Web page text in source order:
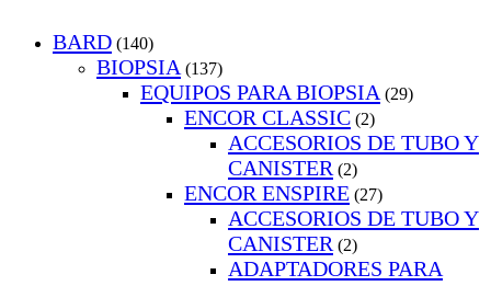
BARD (140)
BIOPSIA (137)
EQUIPOS PARA BIOPSIA (29)
ENCOR CLASSIC (2)
ACCESORIOS DE TUBO Y
CANISTER (2)
ENCOR ENSPIRE (27)
ACCESORIOS DE TUBO Y
CANISTER (2)
ADAPTADORES PARA